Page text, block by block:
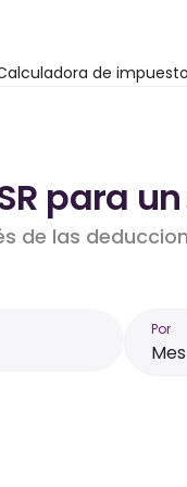
de
para
de las
Por
Mes